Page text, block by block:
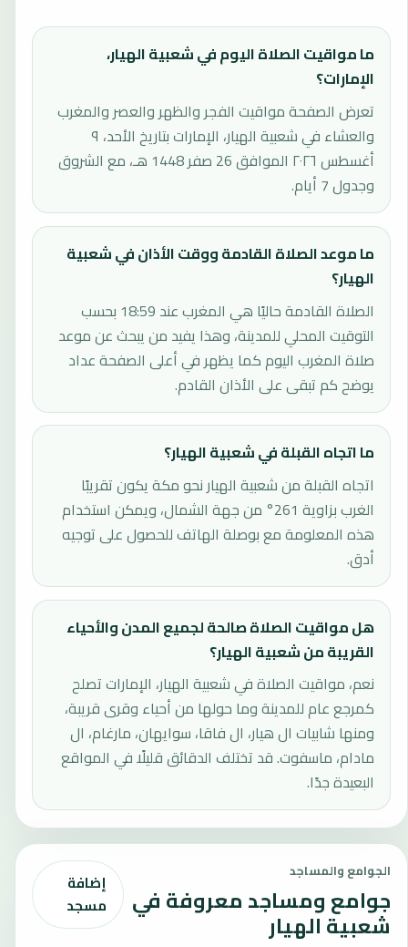
ما مواقيت الصلاة اليوم في شعبية الهيار،
الإمارات؟
تعرض الصفحة مواقيت الفجر والظهر والعصر والمغرب
والعشاء في شعبية الهيار، الإمارات بتاريخ الأحد، ٩
أغسطس ٢٠٢٦ الموافق 26 صفر 1448 هـ، مع الشروق
وجدول 7 أيام.
ما موعد الصلاة القادمة ووقت الأذان في شعبية
الهيار؟
الصلاة القادمة حاليًا هي المغرب عند 18:59 بحسب
التوقيت المحلي للمدينة، وهذا يفيد من يبحث عن موعد
صلاة المغرب اليوم كما يظهر في أعلى الصفحة عداد
يوضح كم تبقى على الأذان القادم.
ما اتجاه القبلة في شعبية الهيار؟
اتجاه القبلة من شعبية الهيار نحو مكة يكون تقريبًا
الغرب بزاوية 261° من جهة الشمال، ويمكن استخدام
هذه المعلومة مع بوصلة الهاتف للحصول على توجيه
أدق.
هل مواقيت الصلاة صالحة لجميع المدن والأحياء
القريبة من شعبية الهيار؟
نعم، مواقيت الصلاة في شعبية الهيار، الإمارات تصلح
كمرجع عام للمدينة وما حولها من أحياء وقرى قريبة،
ومنها شابيات ال هيار، ال فاقا، سوايهان، مارغام، ال
مادام، ماسفوت. قد تختلف الدقائق قليلًا في المواقع
البعيدة جدًا.
الجوامع والمساجد
جوامع ومساجد معروفة في
شعبية الهيار
إضافة
مسجد